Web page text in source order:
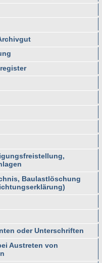
Baulastlöschung
oder Unterschriften
Austreten von